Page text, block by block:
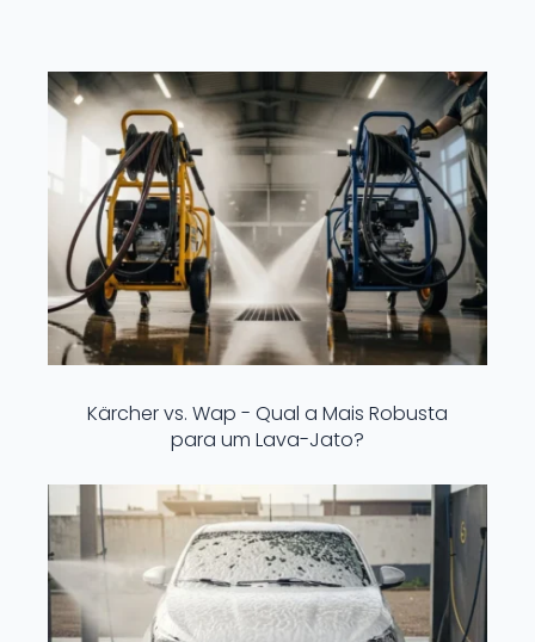
Kärcher vs. Wap - Qual a Mais Robusta
para um Lava-Jato?